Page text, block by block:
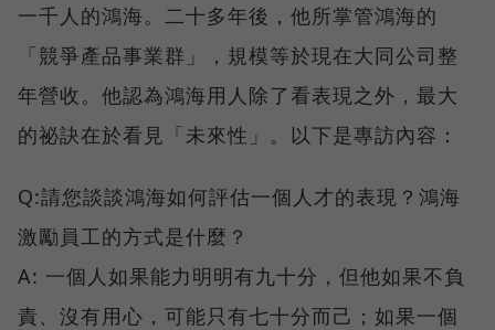
一千人的鴻海。二十多年後，他所掌管鴻海的
「競爭產品事業群」，規模等於現在大同公司整
年營收。他認為鴻海用人除了看表現之外，最大
的祕訣在於看見「未來性」。以下是專訪內容：
Q:請您談談鴻海如何評估一個人才的表現？鴻海
激勵員工的方式是什麼？
A: 一個人如果能力明明有九十分，但他如果不負
責、沒有用心，可能只有七十分而己；如果一個